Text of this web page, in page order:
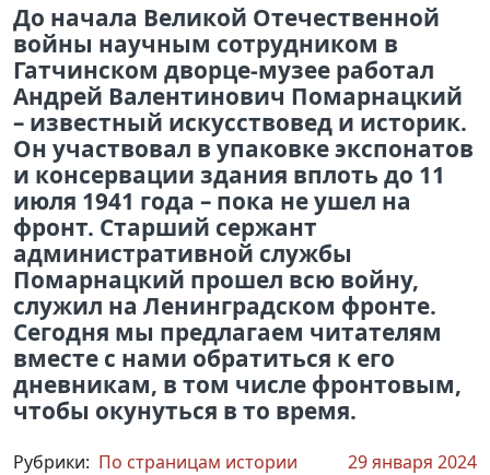
До начала Великой Отечественной
войны научным сотрудником в
Гатчинском дворце-музее работал
Андрей Валентинович Помарнацкий
– известный искусствовед и историк.
Он участвовал в упаковке экспонатов
и консервации здания вплоть до 11
июля 1941 года – пока не ушел на
фронт. Старший сержант
административной службы
Помарнацкий прошел всю войну,
служил на Ленинградском фронте.
Сегодня мы предлагаем читателям
вместе с нами обратиться к его
дневникам, в том числе фронтовым,
чтобы окунуться в то время.
Рубрики: По страницам истории 29 января 2024